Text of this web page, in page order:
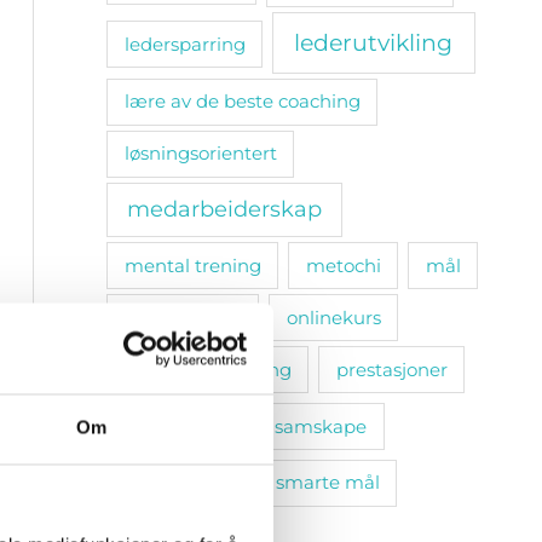
Om
ledersparring lederutvikling
lære av de beste coaching
løsningsorientert
medarbeiderskap
mental trening metochi mål
onlinekurs
personlig utvikling prestasjoner
samskape
smarte mål
sosiale bånd